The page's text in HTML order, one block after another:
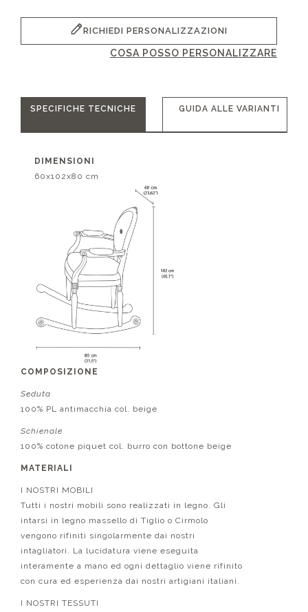
RICHIEDI PERSONALIZZAZIONI
COSA POSSO PERSONALIZZARE
SPECIFICHE TECNICHE GUIDA ALLE VARIANTI
DIMENSIONI
60x102x80 cm
COMPOSIZIONE
Seduta
100% PL antimacchia col. beige
Schienale
100% cotone piquet col. burro con bottone beige
MATERIALI
I NOSTRI MOBILI
Tutti i nostri mobili sono realizzati in legno. Gli
intarsi in legno massello di Tiglio o Cirmolo
vengono rifiniti singolarmente dai nostri
intagliatori. La lucidatura viene eseguita
interamente a mano ed ogni dettaglio viene rifinito
con cura ed esperienza dai nostri artigiani italiani.
I NOSTRI TESSUTI